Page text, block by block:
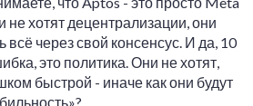
не хотят децентрализации, они
всё через свой консенсус. И да, 10
это политика. Они не хотят,
быстрой - иначе как они будут